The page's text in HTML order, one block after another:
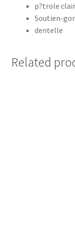
p?trole clair
Soutien-
dentelle
Related